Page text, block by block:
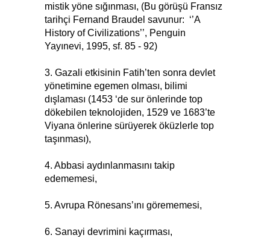
mistik yöne sığınması, (Bu görüşü Fransız
tarihçi Fernand Braudel savunur: ‘’A
History of Civilizations’’, Penguin
Yayınevi, 1995, sf. 85 - 92)
3. Gazali etkisinin Fatih’ten sonra devlet
yönetimine egemen olması, bilimi
dışlaması (1453 ‘de sur önlerinde top
dökebilen teknolojiden, 1529 ve 1683’te
Viyana önlerine sürüyerek öküzlerle top
taşınması),
4. Abbasi aydınlanmasını takip
edememesi,
5. Avrupa Rönesans’ını görememesi,
6. Sanayi devrimini kaçırması,